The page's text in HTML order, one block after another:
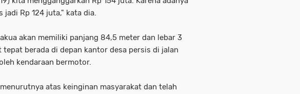
jadi Rp 124 juta," kata dia.
akan memiliki panjang 84,5 meter dan lebar 3
tepat berada di depan kantor desa persis di jalan
kendaraan bermotor.
atas keinginan masyarakat dan telah